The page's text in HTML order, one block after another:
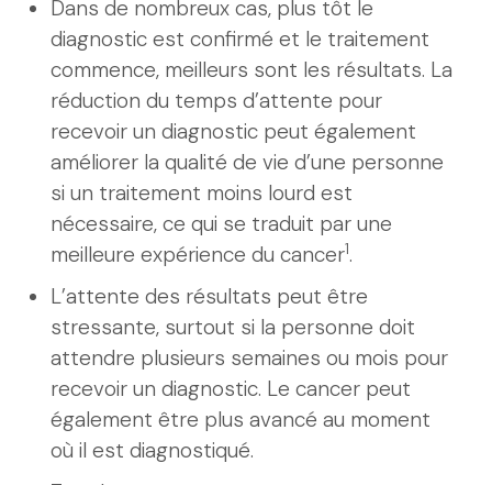
Dans de nombreux cas, plus tôt le
diagnostic est confirmé et le traitement
commence, meilleurs sont les résultats. La
réduction du temps d’attente pour
recevoir un diagnostic peut également
améliorer la qualité de vie d’une personne
si un traitement moins lourd est
nécessaire, ce qui se traduit par une
meilleure expérience du cancer1.
L’attente des résultats peut être
stressante, surtout si la personne doit
attendre plusieurs semaines ou mois pour
recevoir un diagnostic. Le cancer peut
également être plus avancé au moment
où il est diagnostiqué.